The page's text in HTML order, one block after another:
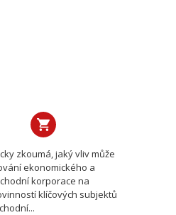
zkoumá, jaký vliv může
ekonomického a
korporace na
klíčových subjektů